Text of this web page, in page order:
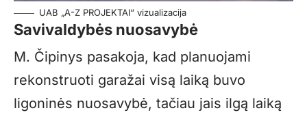
UAB „A-Z PROJEKTAI“ vizualizacija
Savivaldybės nuosavybė
M. Čipinys pasakoja, kad planuojami
rekonstruoti garažai visą laiką buvo
ligoninės nuosavybė, tačiau jais ilgą laiką